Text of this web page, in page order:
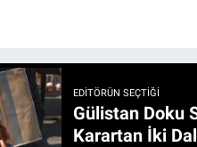
EDITÖRÜN SEÇTIĞI
Gülistan Doku
Karartan İki